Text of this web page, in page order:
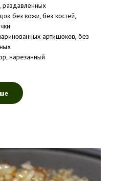
раздавленных
без кожи, без костей,
артишоков, без
нарезанный